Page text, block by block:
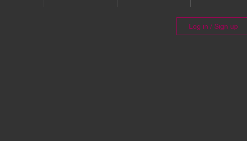
Log in / Sign up